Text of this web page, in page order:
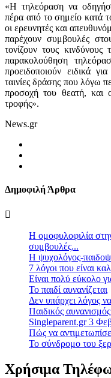
«Η τηλεόραση να
πέρα από το σημείο κατά
οι ερευνητές και
παρέχουν συμβουλές
τονίζουν τους
παρακολούθηση
προειδοποιούν ειδικά
ταινίες δράσης που λόγω
προσοχή του θεατή, και
τροφής».
News.gr
Δημοφιλή Άρθρα
Η ομοφυλοφιλία
συμβουλές...
Η ψυχολόγος-
7 λόγοι που είναι
Είναι πολύ εύκολο
Το παιδί αυνανίζεται
Δεν υπάρχει λόγος
Παιδικός
Singleparent.gr 3
Πώς να
Το σύνδρομο του
Χρήσιμα